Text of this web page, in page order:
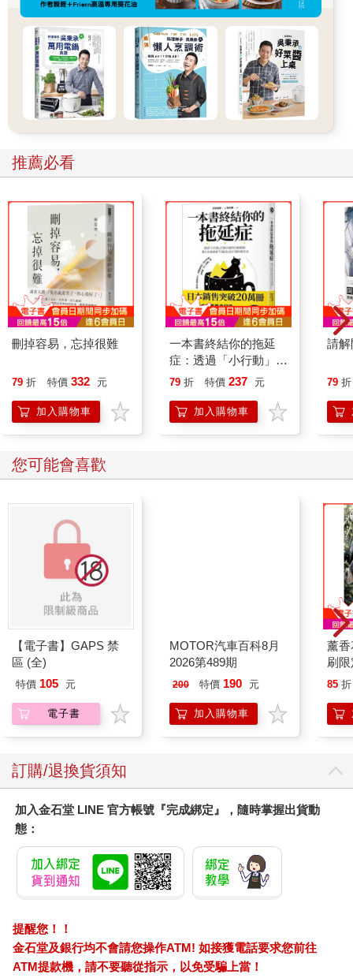
推薦必看
刪掉容易，忘掉很難
79 折 特價 332 元
加入購物車
一本書終結你的拖延
症：透過「小行動」打
開大腦的行動開關，懶
的37個科學方法
79 折 特價 237 元
加入購物車
請解
79 折
您可能會喜歡
【電子書】GAPS 禁
區 (全)
特價 105 元
電子書
MOTOR汽車百科8月
2026第489期
200 特價 190 元
加入購物車
薰
刷
85 折
訂購/退換貨須知
加入金石堂 LINE 官方帳號『完成綁定』，隨時掌握出貨動
態：
提醒您！！
金石堂及銀行均不會請您操作ATM! 如接獲電話要求您前往
ATM提款機，請不要聽從指示，以免受騙上當！